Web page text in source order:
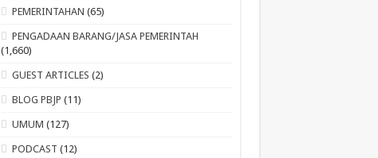
PEMERINTAHAN (65)
PENGADAAN BARANG/JASA PEMERINTAH
(1,660)
GUEST ARTICLES (2)
BLOG PBJP (11)
UMUM (127)
PODCAST (12)